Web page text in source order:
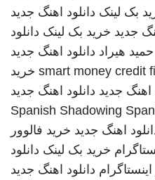
بک لینک دانلود اهنگ جدید
جدید خرید بک لینک دانلود
حمید هیراد دانلود اهنگ جدید
smart money credit خرید
اهنگ جدید دانلود اهنگ جدید
Spanish Shadowing
اهنگ جدید خرید فالوور
خرید بک لینک دانلود
دانلود اهنگ جدید